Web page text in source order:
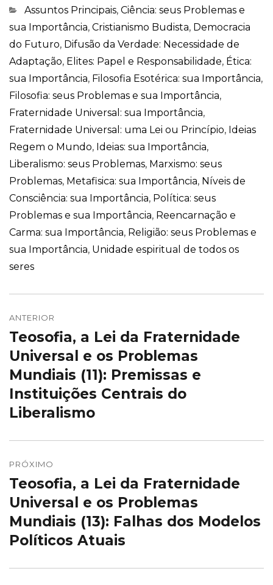
Categorias
Assuntos Principais, Ciência: seus Problemas e
sua Importância, Cristianismo Budista, Democracia
do Futuro, Difusão da Verdade: Necessidade de
Adaptação, Elites: Papel e Responsabilidade, Ética:
sua Importância, Filosofia Esotérica: sua Importância,
Filosofia: seus Problemas e sua Importância,
Fraternidade Universal: sua Importância,
Fraternidade Universal: uma Lei ou Princípio, Ideias
Regem o Mundo, Ideias: sua Importância,
Liberalismo: seus Problemas, Marxismo: seus
Problemas, Metafisica: sua Importância, Níveis de
Consciência: sua Importância, Política: seus
Problemas e sua Importância, Reencarnação e
Carma: sua Importância, Religião: seus Problemas e
sua Importância, Unidade espiritual de todos os
seres
de
Post
ANTERIOR
Post
anterior:
Teosofia, a Lei da Fraternidade
Universal e os Problemas
Mundiais (11): Premissas e
Instituições Centrais do
Liberalismo
PRÓXIMO
Próximo
post:
Teosofia, a Lei da Fraternidade
Universal e os Problemas
Mundiais (13): Falhas dos Modelos
Políticos Atuais